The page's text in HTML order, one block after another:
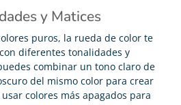
y Matices
puros, la rueda de color te
diferentes tonalidades y
combinar un tono claro de
del mismo color para crear
colores más apagados para